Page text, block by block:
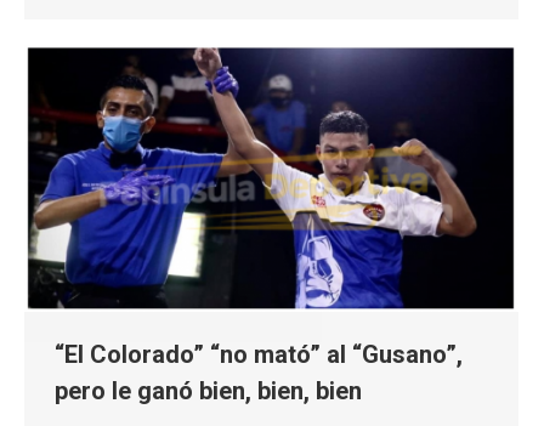
“El Colorado” “no mató” al “Gusano”,
pero le ganó bien, bien, bien